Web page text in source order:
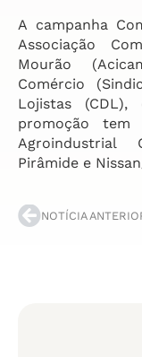
A campanha
Associação
Mourão
Comércio
Lojistas
promoção
Agroindustrial
Pirâmide e
NOTÍCIA